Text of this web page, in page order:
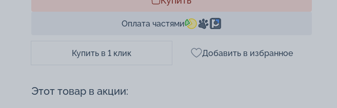
Оплата частями
Купить в 1 клик Добавить в избранное
Этот товар в акции: